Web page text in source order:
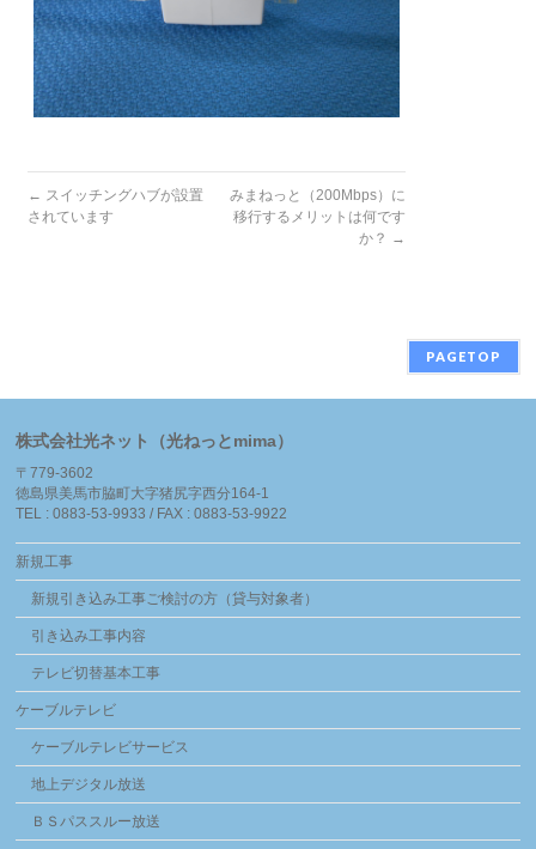
← スイッチングハブが設置
されています
みまねっと（200Mbps）に
移行するメリットは何です
か？ →
PAGETOP
株式会社光ネット（光ねっとmima）
〒779-3602
徳島県美馬市脇町大字猪尻字西分164-1
TEL : 0883-53-9933 / FAX : 0883-53-9922
新規工事
新規引き込み工事ご検討の方（貸与対象者）
引き込み工事内容
テレビ切替基本工事
ケーブルテレビ
ケーブルテレビサービス
地上デジタル放送
ＢＳパススルー放送